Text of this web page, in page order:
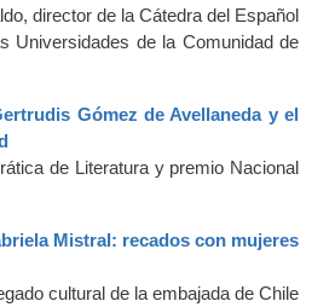
director de la Cátedra del Español
Universidades de la Comunidad de
Gómez de Avellaneda y el
de Literatura y premio Nacional
Mistral: recados con mujeres
cultural de la embajada de Chile